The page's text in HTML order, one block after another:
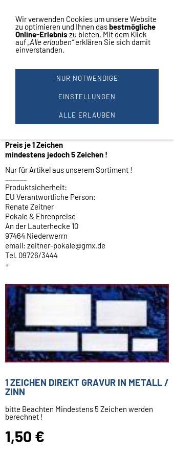
Navigation einblenden
Direkt Gravur (wie beim Schmuck kein Laser)
in Zinn, Schützennadeln Orden usw.
vorhandene Gravurschilder
wir können nur geraden Untergrund
Preis je 1 Zeichen
mindestens jedoch 5 Zeichen !
Nur für Artikel aus unserem Sortiment !
Produktsicherheit:
EU Verantwortliche Person:
Renate Zeitner
Pokale & Ehrenpreise
An der Lauterhecke 10
97464 Niederwerrn
email: zeitner-pokale@gmx.de
Tel. 09726/3444
+
1 ZEICHEN DIREKT GRAVUR IN METALL /
ZINN
bitte Beachten Mindestens 5 Zeichen werden
berechnet !
1,50 €
Wir verwenden Cookies um unsere Website
zu optimieren und Ihnen dasbestmögliche
Online-Erlebnis zu bieten. Mit dem Klick
auf„Alle erlauben“erklären Sie sich damit
einverstanden.
NUR NOTWENDIGE
EINSTELLUNGEN
ALLE ERLAUBEN